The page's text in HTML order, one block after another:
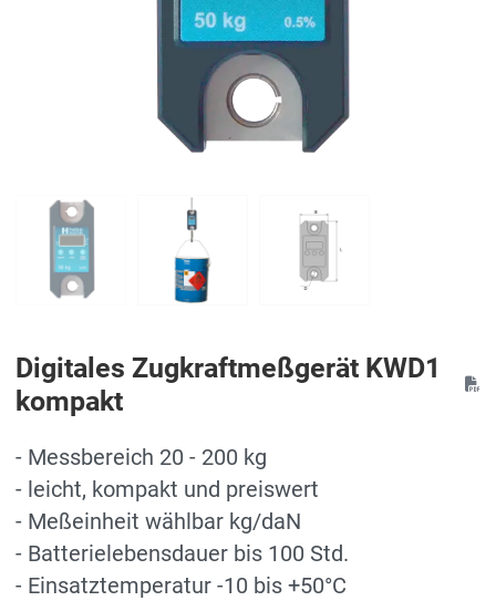
Digitales Zugkraftmeßgerät KWD1
kompakt
- Messbereich 20 - 200 kg
- leicht, kompakt und preiswert
- Meßeinheit wählbar kg/daN
- Batterielebensdauer bis 100 Std.
- Einsatztemperatur -10 bis +50°C